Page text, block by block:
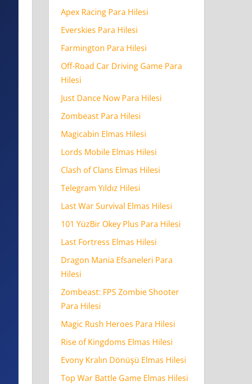
Apex Racing Para Hilesi
Everskies Para Hilesi
Farmington Para Hilesi
Off-Road Car Driving Game Para
Hilesi
Just Dance Now Para Hilesi
Zombeast Para Hilesi
Magicabin Elmas Hilesi
Lords Mobile Elmas Hilesi
Clash of Clans Elmas Hilesi
Telegram Yıldız Hilesi
Last War Survival Elmas Hilesi
101 YüzBir Okey Plus Para Hilesi
Last Fortress Elmas Hilesi
Dragon Mania Efsaneleri Para
Hilesi
Zombeast: FPS Zombie Shooter
Para Hilesi
Magic Rush Heroes Para Hilesi
Rise of Kingdoms Elmas Hilesi
Evony Kralın Dönüşü Elmas Hilesi
Top War Battle Game Elmas Hilesi